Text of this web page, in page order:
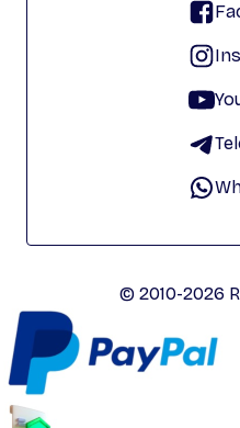
© 2010-2026